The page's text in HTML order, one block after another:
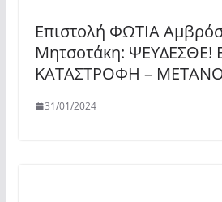
Επιστολή ΦΩΤΙΑ
Μητσοτάκη: ΨΕΥΔΕΣΘΕ!
ΚΑΤΑΣΤΡΟΦΗ –
31/01/2024